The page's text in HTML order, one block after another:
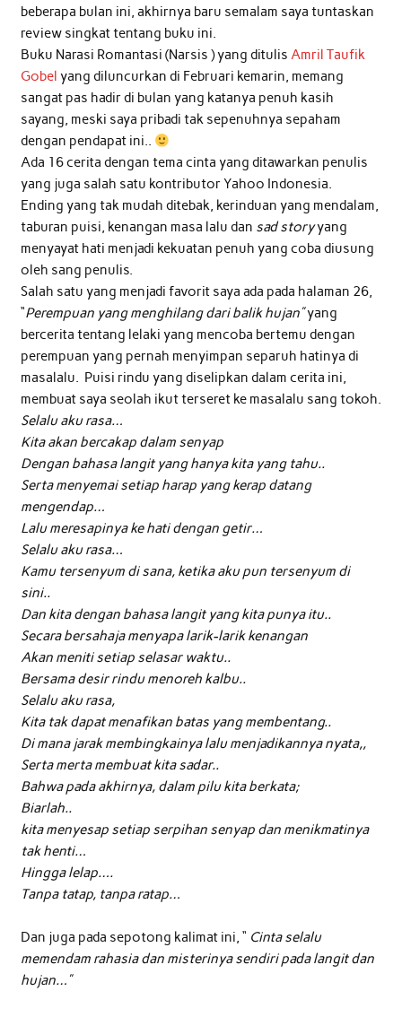
beberapa bulan ini, akhirnya baru semalam saya tuntaskan
review singkat tentang buku ini.
Buku Narasi Romantasi (Narsis ) yang ditulis Amril Taufik
Gobel yang diluncurkan di Februari kemarin, memang
sangat pas hadir di bulan yang katanya penuh kasih
sayang, meski saya pribadi tak sepenuhnya sepaham
dengan pendapat ini..
Ada 16 cerita dengan tema cinta yang ditawarkan penulis
yang juga salah satu kontributor Yahoo Indonesia.
Ending yang tak mudah ditebak, kerinduan yang mendalam,
taburan puisi, kenangan masa lalu dan sad storyyang
menyayat hati menjadi kekuatan penuh yang coba diusung
oleh sang penulis.
Salah satu yang menjadi favorit saya ada pada halaman 26,
“Perempuan yang menghilang dari balik hujan”yang
bercerita tentang lelaki yang mencoba bertemu dengan
perempuan yang pernah menyimpan separuh hatinya di
masalalu. Puisi rindu yang diselipkan dalam cerita ini,
membuat saya seolah ikut terseret ke masalalu sang tokoh.
Selalu aku rasa…
Kita akan bercakap dalam senyap
Dengan bahasa langit yang hanya kita yang tahu..
Serta menyemai setiap harap yang kerap datang
mengendap…
Lalu meresapinya ke hati dengan getir…
Selalu aku rasa…
Kamu tersenyum di sana, ketika aku pun tersenyum di
sini..
Dan kita dengan bahasa langit yang kita punya itu..
Secara bersahaja menyapa larik-larik kenangan
Akan meniti setiap selasar waktu..
Bersama desir rindu menoreh kalbu..
Selalu aku rasa,
Kita tak dapat menafikan batas yang membentang..
Di mana jarak membingkainya lalu menjadikannya nyata,,
Serta merta membuat kita sadar..
Bahwa pada akhirnya, dalam pilu kita berkata;
Biarlah..
kita menyesap setiap serpihan senyap dan menikmatinya
tak henti…
Hingga lelap….
Tanpa tatap, tanpa ratap…
Dan juga pada sepotong kalimat ini, “ Cinta selalu
memendam rahasia dan misterinya sendiri pada langit dan
hujan…”